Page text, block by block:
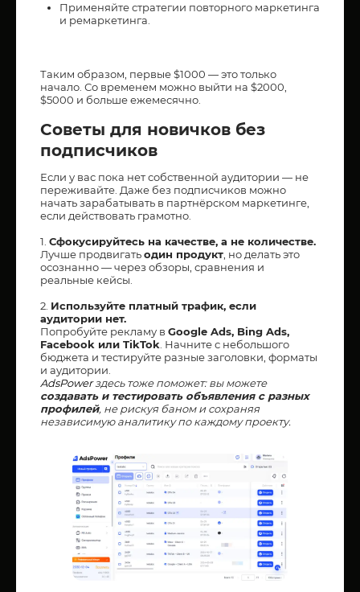
Применяйте стратегии повторного маркетинга
и ремаркетинга.
Таким образом, первые $1000 — это только
начало. Со временем можно выйти на $2000,
$5000 и больше ежемесячно.
Советы для новичков без
подписчиков
Если у вас пока нет собственной аудитории — не
переживайте. Даже без подписчиков можно
начать зарабатывать в партнёрском маркетинге,
если действовать грамотно.
1. Сфокусируйтесь на качестве, а не количестве.
Лучше продвигатьодин продукт, но делать это
осознанно — через обзоры, сравнения и
реальные кейсы.
2. Используйте платный трафик, если
аудитории нет.
Попробуйте рекламу в Google Ads, Bing Ads,
Facebook или TikTok. Начните с небольшого
бюджета и тестируйте разные заголовки, форматы
и аудитории.
AdsPowerздесь тоже поможет: вы можете
создавать и тестировать объявления с разных
профилей, не рискуя баном и сохраняя
независимую аналитику по каждому проекту.